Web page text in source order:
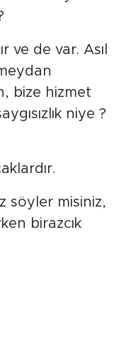
ve de var. Asıl
bize hizmet
niye ?
söyler misiniz,
birazcık